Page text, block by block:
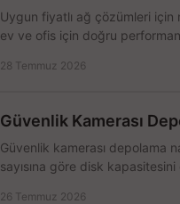
Uygun fiyatlı ağ çözümleri
ev ve ofis için doğru
28 Temmuz 2026
Güvenlik Kamerası
Güvenlik kamerası depolama
sayısına göre disk
26 Temmuz 2026